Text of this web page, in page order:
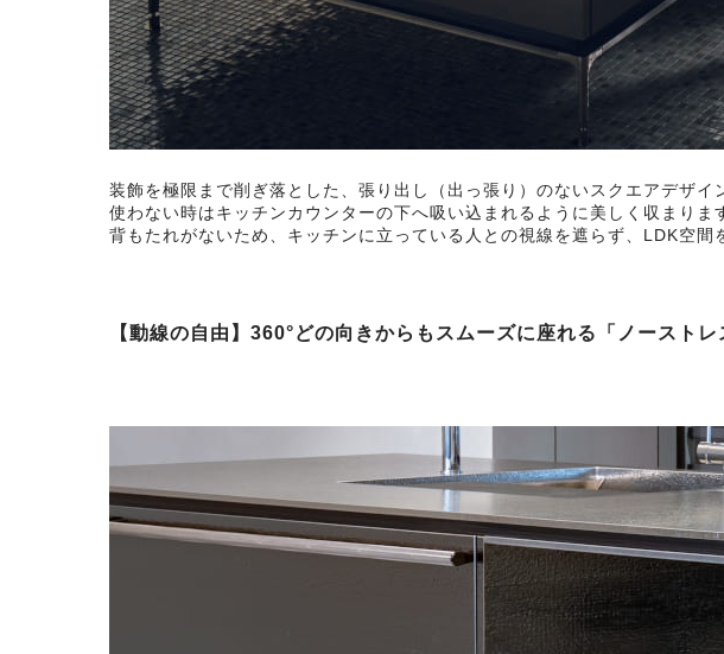
装飾を極限まで削ぎ落とした、張り出し（出っ張り）のないスクエアデザイ
使わない時はキッチンカウンターの下へ吸い込まれるように美しく収まりま
背もたれがないため、キッチンに立っている人との視線を遮らず、LDK空
【動線の自由】360°どの向きからもスムーズに座れる「ノーストレ